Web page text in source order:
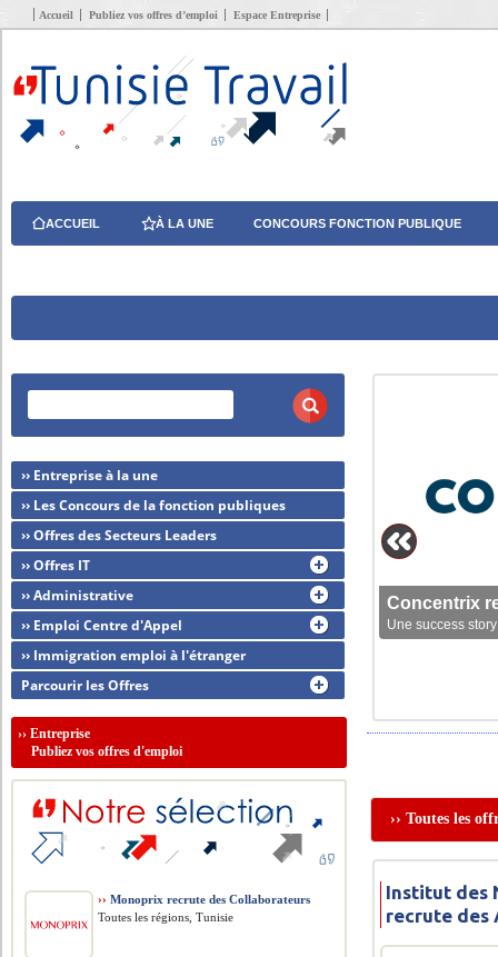
Accueil Publiez vos offres d’emploi Espace Entreprise
ACCUEIL À LA UNE CONCOURS FONCTION PUBLIQUE
Concentrix
Une success
›› Toutes les
Institut des
recrute des
›› Entreprise à la une
›› Les Concours de la fonction publiques
›› Offres des Secteurs Leaders
›› Offres IT
›› Administrative
›› Emploi Centre d'Appel
›› Immigration emploi à l'étranger
Parcourir les Offres
››Entreprise
Publiez vos offres d'emploi
›› Monoprix recrute des Collaborateurs
Toutes les régions, Tunisie